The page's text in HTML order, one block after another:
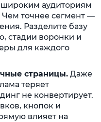
аудиториям
точнее сегмент —
Разделите базу
стадии воронки и
для каждого
страницы. Даже
теряет
не конвертирует.
кнопок и
влияет на